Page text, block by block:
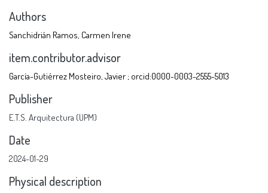
Authors
Sanchidrián Ramos, Carmen Irene
item.contributor.advisor
García-Gutiérrez Mosteiro, Javier ; orcid:0000-0003-2555-5013
Publisher
E.T.S. Arquitectura (UPM)
Date
2024-01-29
Physical description